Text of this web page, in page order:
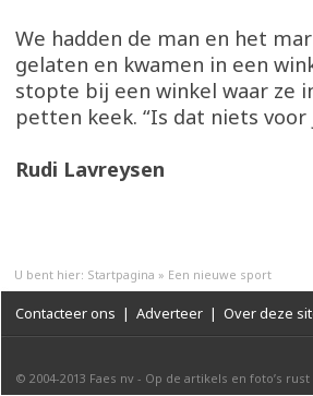
We hadden de man en het
gelaten en kwamen in een
stopte bij een winkel waar ze
petten keek. “Is dat niets voor
Rudi Lavreysen
U bent hier: Startpagina » Een nieuwe sport
Contacteer ons | Adverteer | Over deze
© 2004-2013 Faes nv - Op de artikels en foto’s